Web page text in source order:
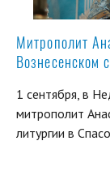
Митрополит
Вознесенском
1 сентября, в
митрополит
литургии в